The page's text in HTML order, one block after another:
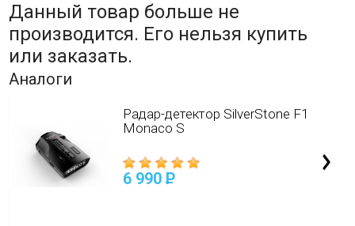
Данный товар больше не
производится. Его нельзя купить
или заказать.
Аналоги
Радар-детектор SilverStone F1
Monaco S
6 990 P